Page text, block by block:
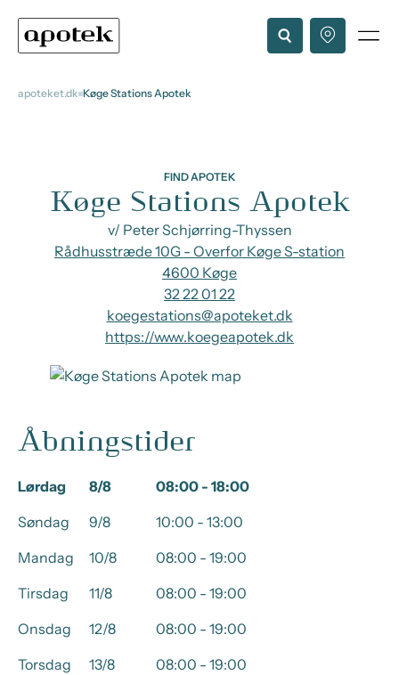
apoteket.dk Køge Stations Apotek
FIND APOTEK
Køge Stations Apotek
v/ Peter Schjørring-Thyssen
Rådhusstræde 10G - Overfor Køge S-station
4600 Køge
32 22 01 22
koegestations@apoteket.dk
https://www.koegeapotek.dk
Åbningstider
Lørdag 8/8
08:00 - 18:00
Søndag
9/8
10:00 - 13:00
Mandag
10/8
08:00 - 19:00
Tirsdag
11/8
08:00 - 19:00
Onsdag
12/8
08:00 - 19:00
Torsdag
13/8
08:00 - 19:00